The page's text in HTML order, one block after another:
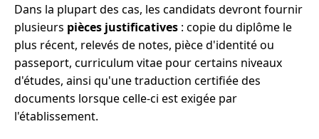
Dans la plupart des cas, les candidats devront fournir
plusieurs pièces justificatives : copie du diplôme le
plus récent, relevés de notes, pièce d'identité ou
passeport, curriculum vitae pour certains niveaux
d'études, ainsi qu'une traduction certifiée des
documents lorsque celle-ci est exigée par
l'établissement.